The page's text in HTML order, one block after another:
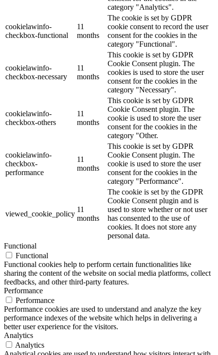
category "Analytics".
cookielawinfo-
checkbox-functional
11
months
The cookie is set by GDPR
cookie consent to record the user
consent for the cookies in the
category "Functional".
cookielawinfo-
checkbox-necessary
11
months
This cookie is set by GDPR
Cookie Consent plugin. The
cookies is used to store the user
consent for the cookies in the
category "Necessary".
cookielawinfo-
checkbox-others
11
months
This cookie is set by GDPR
Cookie Consent plugin. The
cookie is used to store the user
consent for the cookies in the
category "Other.
cookielawinfo-
checkbox-
performance
11
months
This cookie is set by GDPR
Cookie Consent plugin. The
cookie is used to store the user
consent for the cookies in the
category "Performance".
viewed_cookie_policy
11
months
The cookie is set by the GDPR
Cookie Consent plugin and is
used to store whether or not user
has consented to the use of
cookies. It does not store any
personal data.
Functional
Functional
Functional cookies help to perform certain functionalities like
sharing the content of the website on social media platforms, collect
feedbacks, and other third-party features.
Performance
Performance
Performance cookies are used to understand and analyze the key
performance indexes of the website which helps in delivering a
better user experience for the visitors.
Analytics
Analytics